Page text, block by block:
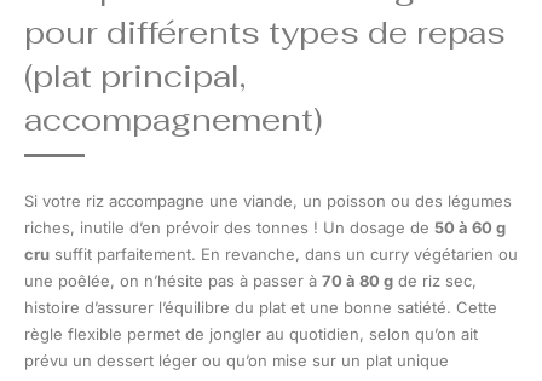
pour différents types de repas
(plat principal,
accompagnement)
Si votre riz accompagne une viande, un poisson ou des légumes
riches, inutile d’en prévoir des tonnes ! Un dosage de 50 à 60 g
cru suffit parfaitement. En revanche, dans un curry végétarien ou
une poêlée, on n’hésite pas à passer à 70 à 80 g de riz sec,
histoire d’assurer l’équilibre du plat et une bonne satiété. Cette
règle flexible permet de jongler au quotidien, selon qu’on ait
prévu un dessert léger ou qu’on mise sur un plat unique